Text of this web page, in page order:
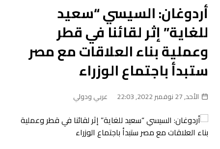
أردوغان: السيسي “سعيد
للغاية” إثر لقائنا في قطر
وعملية بناء العلاقات مع مصر
ستبدأ باجتماع الوزراء
الأحد, 27 نوفمبر 2022, 22:03 عربي ودولي